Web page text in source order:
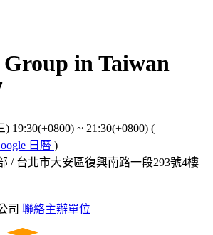
Group in Taiwan
) 19:30(+0800) ~ 21:30(+0800) (
日曆 )
/ 台北市大安區復興南路一段293號4樓
司 聯絡主辦單位